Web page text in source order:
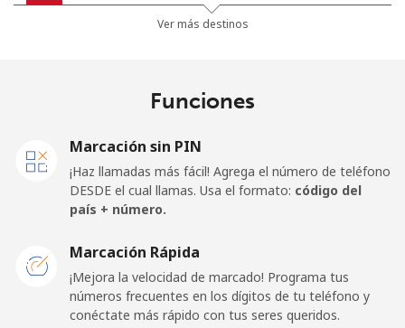
Egypt
Mobile -
⁦14.5¢⁩
34 min por
-
El Salvador
Línea fija ⁦20.9¢⁩
23 min por
⁦€5⁩
-
Ver más destinos
Funciones
Marcación sin PIN
¡Haz llamadas más fácil! Agrega el número de teléfono
DESDE el cual llamas. Usa el formato: código del
país + número.
Marcación Rápida
¡Mejora la velocidad de marcado! Programa tus
números frecuentes en los dígitos de tu teléfono y
conéctate más rápido con tus seres queridos.